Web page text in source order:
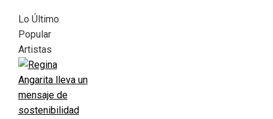
Lo Último
Popular
Artistas